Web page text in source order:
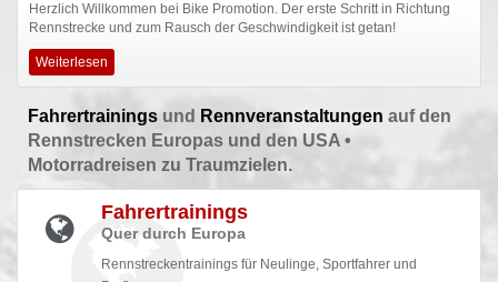
Herzlich Willkommen bei Bike Promotion. Der erste Schritt in Richtung
Rennstrecke und zum Rausch der Geschwindigkeit ist getan!
Weiterlesen
Fahrertrainings und Rennveranstaltungen auf den
Rennstrecken Europas und den USA •
Motorradreisen zu Traumzielen.
Fahrertrainings
Quer durch Europa
Rennstreckentrainings für Neulinge, Sportfahrer und